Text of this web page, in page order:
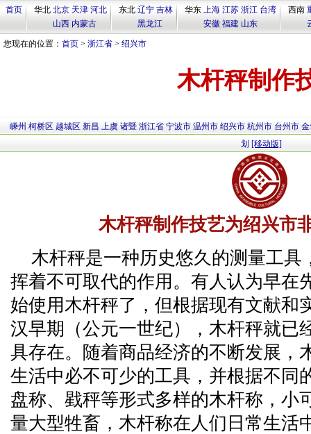
首页 华北 北京 天津 河北
山西 内蒙古
东北 辽宁 吉林
黑龙江
华东 上海 江苏 浙江 台湾
安徽 福建 山东
西南
您现在的位置： 首页 > 浙江省 > 绍兴市
木杆秤制作
嵊州 柯桥区 越城区 新昌 上虞 诸暨 浙江省 宁波市 温州市 绍兴市 杭州市 台州市 金
划 [移动版]
木杆秤制作技艺为绍兴市
木杆秤是一种历史悠久的测量工具
挥着不可取代的作用。有人认为早在
始使用木杆秤了，但根据现有文献和
汉早期（公元一世纪），木杆秤就已
具存在。随着商品经济的不断发展，
生活中必不可少的工具，并根据不同
盘称、戥秤等形式多样的木杆称，小
量大型牲畜，木杆称在人们日常生活